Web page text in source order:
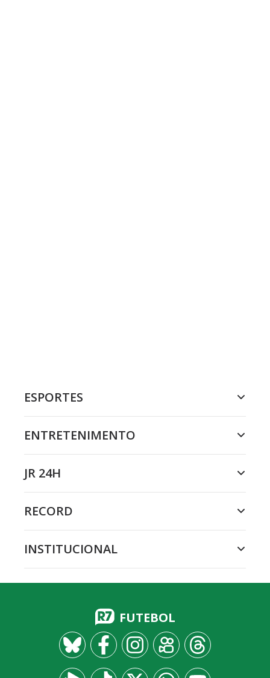
ESPORTES
ENTRETENIMENTO
JR 24H
RECORD
INSTITUCIONAL
FUTEBOL